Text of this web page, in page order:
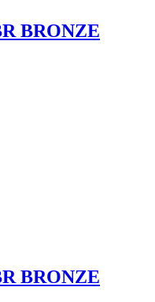
BRONZE
BRONZE